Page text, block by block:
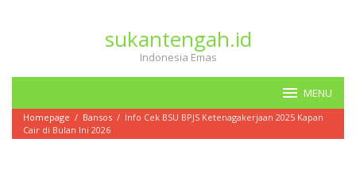
sukantengah.id
Indonesia Emas
MENU
Homepage / Bansos / Info Cek BSU BPJS Ketenagakerjaan 2025 Kapan
Cair di Bulan Ini 2026